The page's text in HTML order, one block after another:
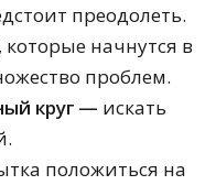
преодолеть.
начнутся в
проблем.
круг — искать
положиться на